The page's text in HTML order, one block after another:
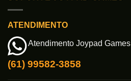
ATENDIMENTO
Atendimento Joypad Games
(61) 99582-3858